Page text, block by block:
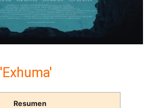
Resumen